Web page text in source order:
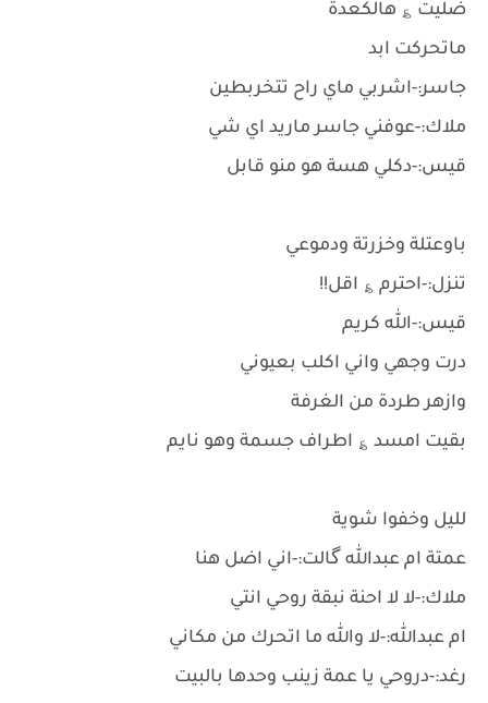
ضليت ؏ هالكعدة
ماتحركت ابد
جاسر:-اشربي ماي راح تتخربطين
ملاك:-عوفني جاسر ماريد اي شي
قيس:-دكلي هسة هو منو قابل
باوعتلة وخزرتة ودموعي
تنزل:-احترم ؏ اقل!!
قيس:-الله كريم
درت وجهي واني اكلب بعيوني
وازهر طردة من الغرفة
بقيت امسد ؏ اطراف جسمة وهو نايم
لليل وخفوا شوية
عمتة ام عبدالله گالت:-اني اضل هنا
ملاك:-لا لا احنة نبقة روحي انتي
ام عبدالله:-لا والله ما اتحرك من مكاني
رغد:-دروحي يا عمة زينب وحدها بالبيت